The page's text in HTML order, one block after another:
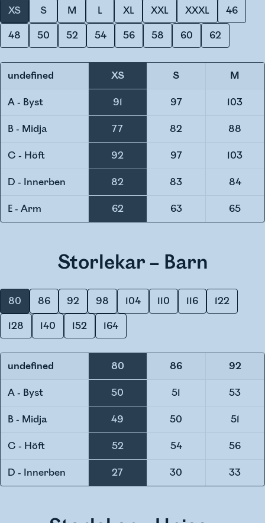
XS S M L XL XXL XXXL 46
48 50 52 54 56 58 60 62
undefined XS S M
A - Byst 91 97 103
B - Midja 77 82 88
C - Höft 92 97 103
D - Innerben 82 83 84
E - Arm 62 63 65
Storlekar – Barn
80 86 92 98 104 110 116 122
128 140 152 164
undefined 80 86 92
A - Byst 50 51 53
B - Midja 49 50 51
C - Höft 52 54 56
D - Innerben 27 30 33